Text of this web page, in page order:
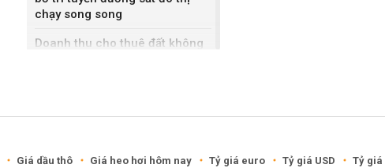
chạy song song
Doanh thu cho thuê đất không
6.200 tỷ ở Cần Thơ, Phú Thọ
Giá dầu thô Giá heo hơi hôm nay Tỷ giá euro Tỷ giá USD Tỷ giá